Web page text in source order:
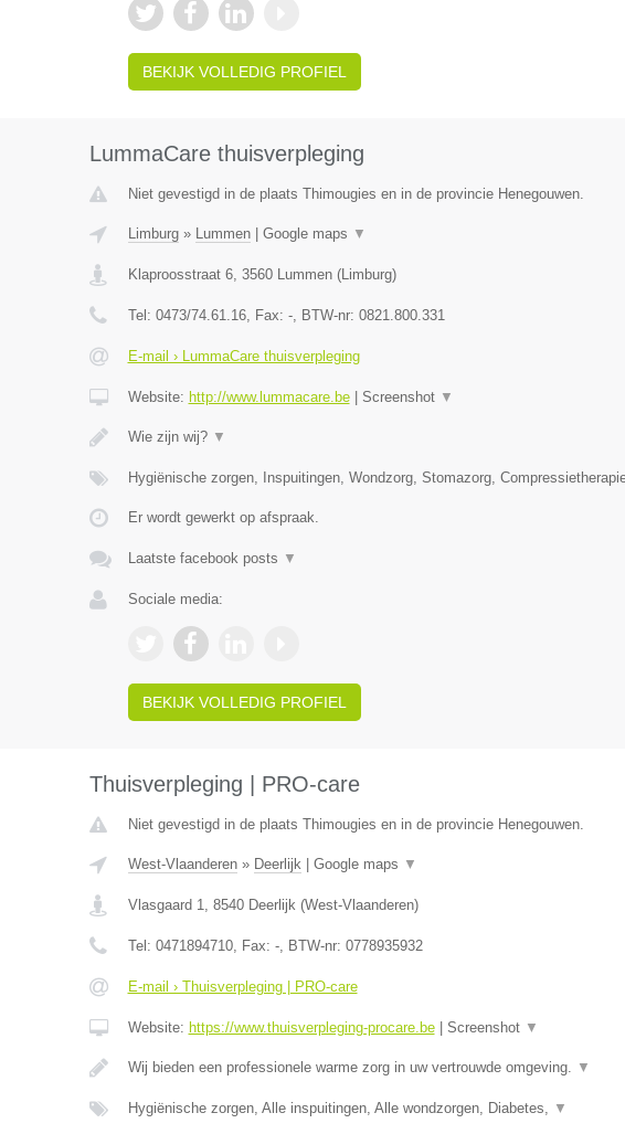
BEKIJK VOLLEDIG PROFIEL
LummaCare thuisverpleging
Niet gevestigd in de plaats Thimougies en in de provincie Henegouwen.
Limburg» Lummen| Google maps ▼
Klaproosstraat 6, 3560 Lummen(Limburg)
Tel: 0473/74.61.16, Fax: -, BTW-nr: 0821.800.331
E-mail › LummaCare thuisverpleging
Website: http://www.lummacare.be| Screenshot ▼
Wie zijn wij? ▼
Hygiënische zorgen, Inspuitingen, Wondzorg, Stomazorg,
Er wordt gewerkt op afspraak.
Laatste facebook posts ▼
Sociale media:
BEKIJK VOLLEDIG PROFIEL
Thuisverpleging | PRO-care
Niet gevestigd in de plaats Thimougies en in de provincie Henegouwen.
West-Vlaanderen» Deerlijk| Google maps ▼
Vlasgaard 1, 8540 Deerlijk(West-Vlaanderen)
Tel: 0471894710, Fax: -, BTW-nr: 0778935932
E-mail › Thuisverpleging | PRO-care
Website: https://www.thuisverpleging-procare.be| Screenshot ▼
Wij bieden een professionele warme zorg in uw vertrouwde omgeving. ▼
Hygiënische zorgen, Alle inspuitingen, Alle wondzorgen, Diabetes, ▼